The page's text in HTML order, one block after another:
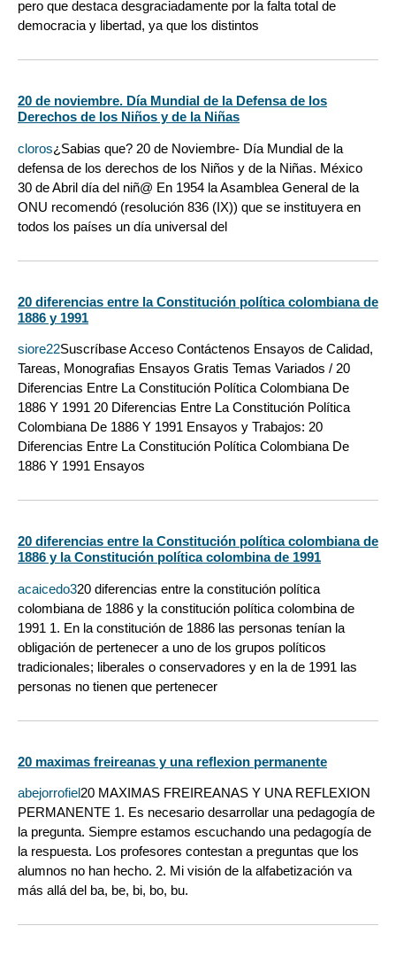
pero que destaca desgraciadamente por la falta total de
democracia y libertad, ya que los distintos
20 de noviembre. Día Mundial de la Defensa de los
Derechos de los Niños y de la Niñas
cloros¿Sabias que? 20 de Noviembre- Día Mundial de la
defensa de los derechos de los Niños y de la Niñas. México
30 de Abril día del niñ@ En 1954 la Asamblea General de la
ONU recomendó (resolución 836 (IX)) que se instituyera en
todos los países un día universal del
20 diferencias entre la Constitución política colombiana de
1886 y 1991
siore22Suscríbase Acceso Contáctenos Ensayos de Calidad,
Tareas, Monografias Ensayos Gratis Temas Variados / 20
Diferencias Entre La Constitución Política Colombiana De
1886 Y 1991 20 Diferencias Entre La Constitución Política
Colombiana De 1886 Y 1991 Ensayos y Trabajos: 20
Diferencias Entre La Constitución Política Colombiana De
1886 Y 1991 Ensayos
20 diferencias entre la Constitución política colombiana de
1886 y la Constitución política colombina de 1991
acaicedo320 diferencias entre la constitución política
colombiana de 1886 y la constitución política colombina de
1991 1. En la constitución de 1886 las personas tenían la
obligación de pertenecer a uno de los grupos políticos
tradicionales; liberales o conservadores y en la de 1991 las
personas no tienen que pertenecer
20 maximas freireanas y una reflexion permanente
abejorrofiel20 MAXIMAS FREIREANAS Y UNA REFLEXION
PERMANENTE 1. Es necesario desarrollar una pedagogía de
la pregunta. Siempre estamos escuchando una pedagogía de
la respuesta. Los profesores contestan a preguntas que los
alumnos no han hecho. 2. Mi visión de la alfabetización va
más allá del ba, be, bi, bo, bu.